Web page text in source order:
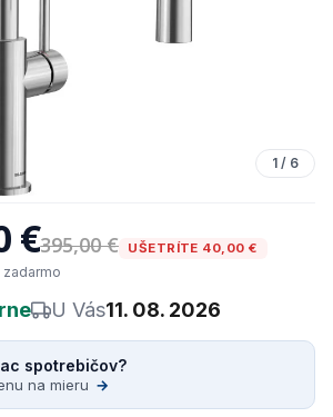
1 / 6
€395,00 € UŠETRÍTE 40,00 €
zadarmo
U Vás11. 08. 2026
spotrebičov?
na mieru →